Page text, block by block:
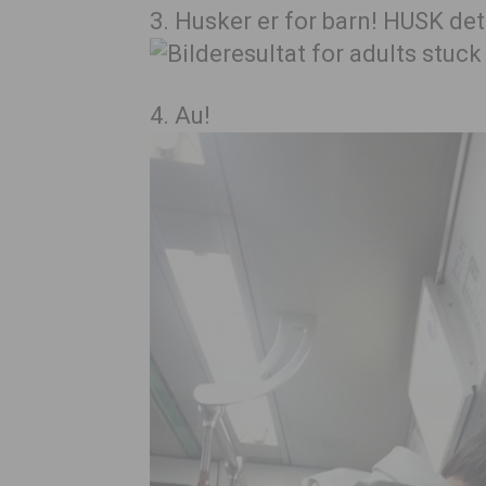
3. Husker er for barn! HUSK
4. Au!